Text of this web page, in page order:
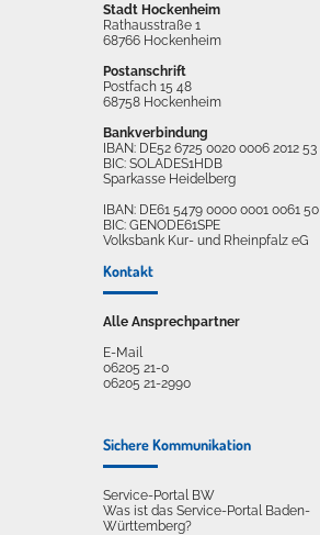
Stadt Hockenheim
Rathausstraße 1
68766 Hockenheim
Postanschrift
Postfach 15 48
68758 Hockenheim
Bankverbindung
IBAN: DE52 6725 0020 0006 2012 53
BIC: SOLADES1HDB
Sparkasse Heidelberg
IBAN: DE61 5479 0000 0001 0061 50
BIC: GENODE61SPE
Volksbank Kur- und Rheinpfalz eG
Kontakt
Alle Ansprechpartner
E-Mail
06205 21-0
06205 21-2990
Sichere Kommunikation
Service-Portal BW
Was ist das Service-Portal Baden-
Württemberg?